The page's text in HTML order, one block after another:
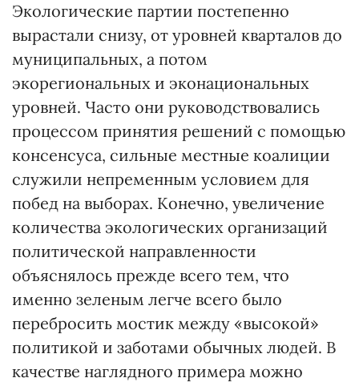
Экологические партии постепенно
вырастали снизу, от уровней кварталов до
муниципальных, а потом
экорегиональных и эконациональных
уровней. Часто они руководствовались
процессом принятия решений с помощью
консенсуса, сильные местные коалиции
служили непременным условием для
побед на выборах. Конечно, увеличение
количества экологических организаций
политической направленности
объяснялось прежде всего тем, что
именно зеленым легче всего было
перебросить мостик между «высокой»
политикой и заботами обычных людей. В
качестве наглядного примера можно